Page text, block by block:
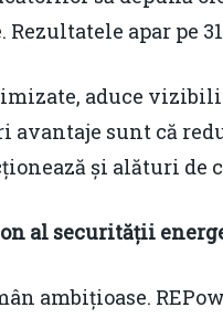
apar pe
aduce
sunt că
și alături de
al securității
ambițioase.